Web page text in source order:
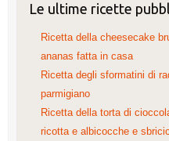
Le ultime ricette
Ricetta della cheesecake
ananas fatta in casa
Ricetta degli sformatini di
parmigiano
Ricetta della torta di
ricotta e albicocche e